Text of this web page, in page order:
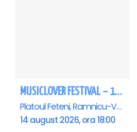
MUSICLOVER FESTIVAL – 14 August – Puya, Johny Romano, Shift, Badd G, DJ Matei & Bogdanov
Platoul Feteni, Ramnicu-Valcea
14 august 2026, ora 18:00